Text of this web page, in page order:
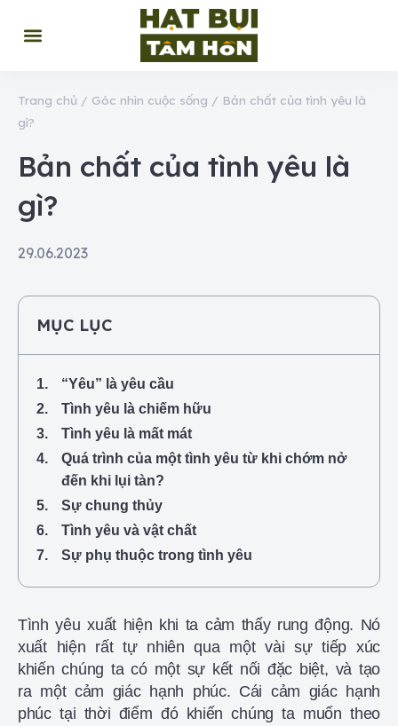
Trang chủ / Góc nhìn cuộc sống / Bản chất của tình yêu là
gì?
Bản chất của tình yêu là
gì?
29.06.2023
MỤC LỤC
“Yêu” là yêu cầu
Tình yêu là chiếm hữu
Tình yêu là mất mát
Quá trình của một tình yêu từ khi chớm nở
đến khi lụi tàn?
Sự chung thủy
Tình yêu và vật chất
Sự phụ thuộc trong tình yêu
Tình yêu xuất hiện khi ta cảm thấy rung động. Nó
xuất hiện rất tự nhiên qua một vài sự tiếp xúc
khiến chúng ta có một sự kết nối đặc biệt, và tạo
ra một cảm giác hạnh phúc. Cái cảm giác hạnh
phúc tại thời điểm đó khiến chúng ta muốn theo